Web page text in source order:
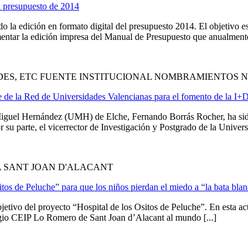
de 2014
edición en formato digital del presupuesto 2014. El objetivo
la edición impresa del Manual de Presupuesto que
ETC FUENTE INSTITUCIONAL NOMBRAMIENTOS
la Red de Universidades Valencianas para el fomento de la
Hernández (UMH) de Elche, Fernando Borrás Rocher, ha
parte, el vicerrector de Investigación y Postgrado de la
SANT JOAN D'ALACANT
de Peluche” para que los niños pierdan el miedo a “la bata
del proyecto “Hospital de los Ositos de Peluche”. En esta
CEIP Lo Romero de Sant Joan d’Alacant al mundo [...]